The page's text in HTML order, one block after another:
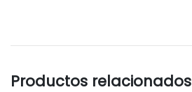
Productos relacionados